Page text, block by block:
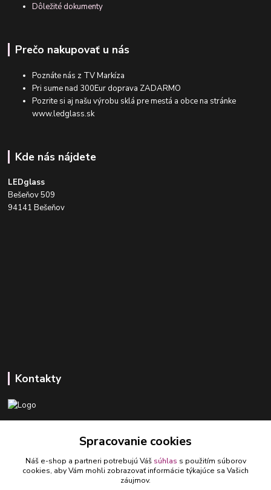
Dôležité dokumenty
Prečo nakupovať u nás
Poznáte nás z TV Markíza
Pri sume nad 300Eur doprava ZADARMO
Pozrite si aj našu výrobu sklá pre mestá a obce na stránke
www.ledglass.sk
Kde nás nájdete
LEDglass
Bešeňov 509
94141 Bešeňov
Kontakty
ledlumar@ledlumar.sk
Spracovanie cookies
Náš e-shop a partneri potrebujú Váš súhlas s použitím súborov
cookies, aby Vám mohli zobrazovať informácie týkajúce sa Vašich
záujmov.